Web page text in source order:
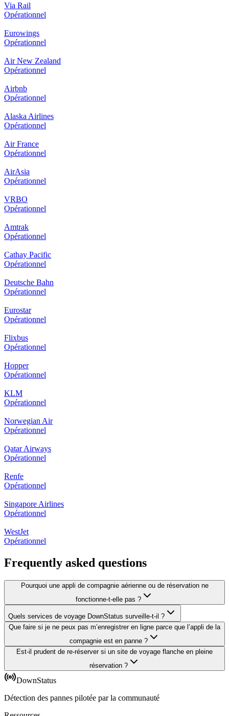
Via Rail
Opérationnel
Eurowings
Opérationnel
Air New Zealand
Opérationnel
Airbnb
Opérationnel
Alaska Airlines
Opérationnel
Air France
Opérationnel
AirAsia
Opérationnel
VRBO
Opérationnel
Amtrak
Opérationnel
Cathay Pacific
Opérationnel
Deutsche Bahn
Opérationnel
Eurostar
Opérationnel
Flixbus
Opérationnel
Hopper
Opérationnel
KLM
Opérationnel
Norwegian Air
Opérationnel
Qatar Airways
Opérationnel
Renfe
Opérationnel
Singapore Airlines
Opérationnel
WestJet
Opérationnel
Frequently asked questions
Pourquoi une appli de compagnie aérienne ou de réservation ne
fonctionne-t-elle pas ?
Quels services de voyage DownStatus surveille-t-il ?
Que faire si je ne peux pas m’enregistrer en ligne parce que l’appli de la
compagnie est en panne ?
Est-il prudent de re-réserver si un site de voyage flanche en pleine
réservation ?
DownStatus
Détection des pannes pilotée par la communauté